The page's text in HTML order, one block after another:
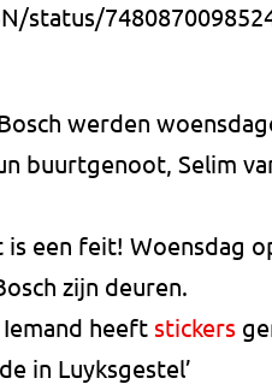
werden
buurtgenoot, Selim
is een feit! Woensdag
zijn deuren.
heeft stickers
in Luyksgestel’